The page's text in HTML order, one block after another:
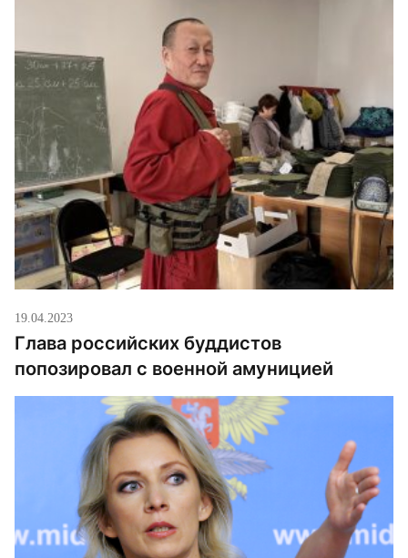
19.04.2023
Глава российских буддистов
попозировал с военной амуницией